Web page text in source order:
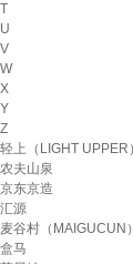
T
U
V
W
X
Y
Z
轻上（LIGHT UPPER）
农夫山泉
京东京造
汇源
麦谷村（MAIGUCUN）
盒马